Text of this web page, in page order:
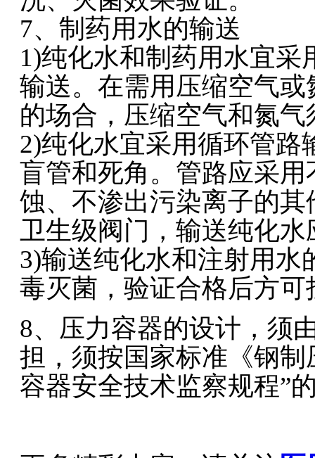
7、制药用水的输送
1)纯化水和制药用水宜
输送。在需用压缩空气
的场合，压缩空气和氮
2)纯化水宜采用循环管路
盲管和死角。管路应采
蚀、不渗出污染离子的
卫生级阀门，输送纯化
3)输送纯化水和注射用水
毒灭菌，验证合格后方可
8、压力容器的设计，须
担，须按国家标准《钢制
容器安全技术监察规程”